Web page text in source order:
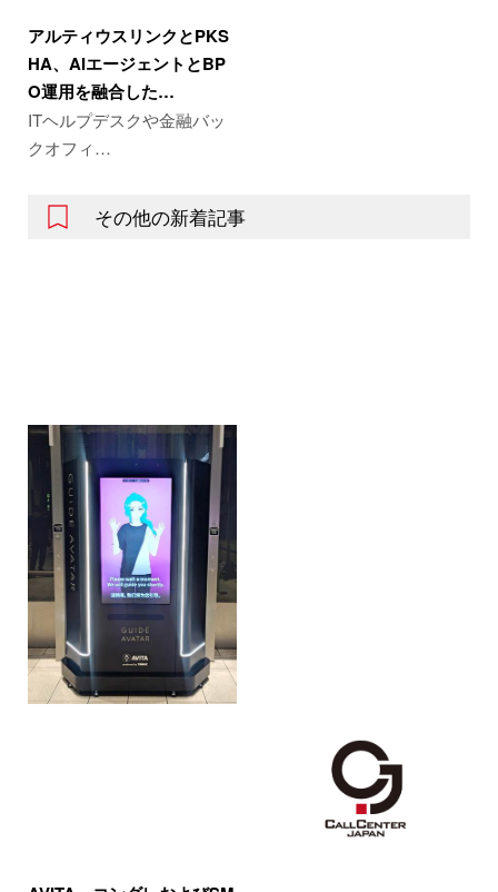
アルティウスリンクとPKS
HA、AIエージェントとBP
O運用を融合した…
ITヘルプデスクや金融バッ
クオフィ…
その他の新着記事